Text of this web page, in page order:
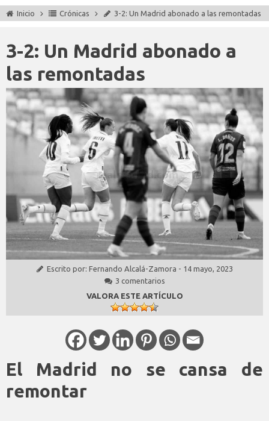
Inicio Crónicas 3-2: Un Madrid abonado a las remontadas
3-2: Un Madrid abonado a
las remontadas
Escrito por: Fernando Alcalá-Zamora - 14 mayo, 2023
3 comentarios
VALORA ESTE ARTÍCULO
El Madrid no se cansa de
remontar